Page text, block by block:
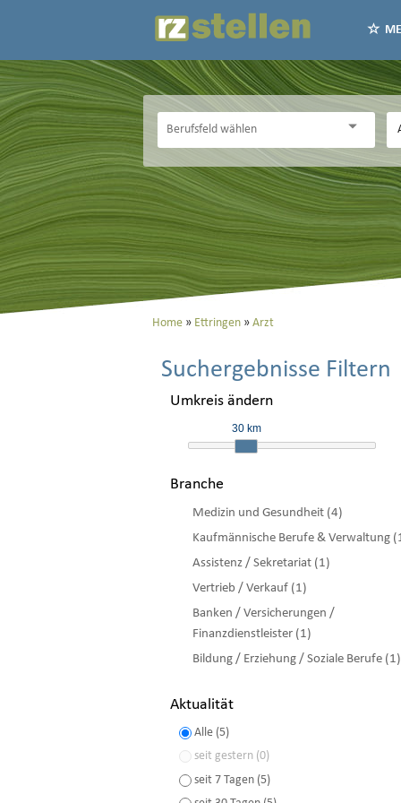
Home Ettringen Arzt
Suchergebnisse Filtern
Umkreis ändern
30 km
Branche
Medizin und Gesundheit (4)
Kaufmännische Berufe & Verwaltung
Assistenz / Sekretariat (1)
Vertrieb / Verkauf (1)
Banken / Versicherungen /
Finanzdienstleister (1)
Bildung / Erziehung / Soziale Berufe (1)
Aktualität
Alle (5)
seit gestern (0)
seit 7 Tagen (5)